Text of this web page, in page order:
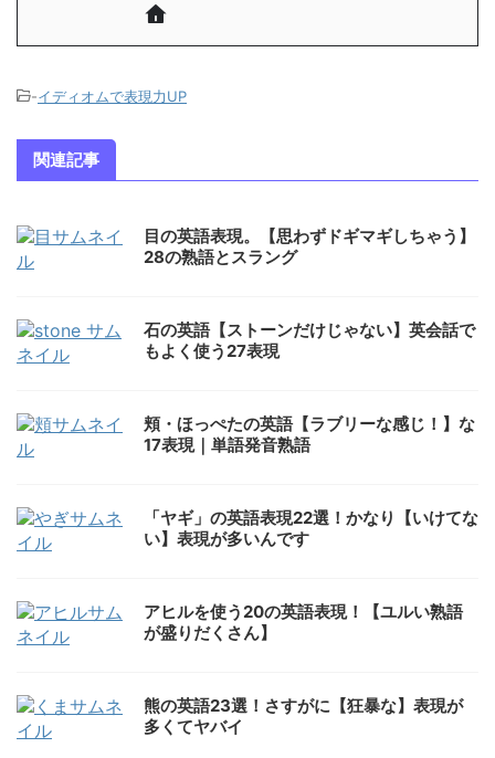
-イディオムで表現力UP
関連記事
目の英語表現。【思わずドギマギしちゃう】
28の熟語とスラング
石の英語【ストーンだけじゃない】英会話で
もよく使う27表現
頬・ほっぺたの英語【ラブリーな感じ！】な
17表現｜単語発音熟語
「ヤギ」の英語表現22選！かなり【いけてな
い】表現が多いんです
アヒルを使う20の英語表現！【ユルい熟語
が盛りだくさん】
熊の英語23選！さすがに【狂暴な】表現が
多くてヤバイ